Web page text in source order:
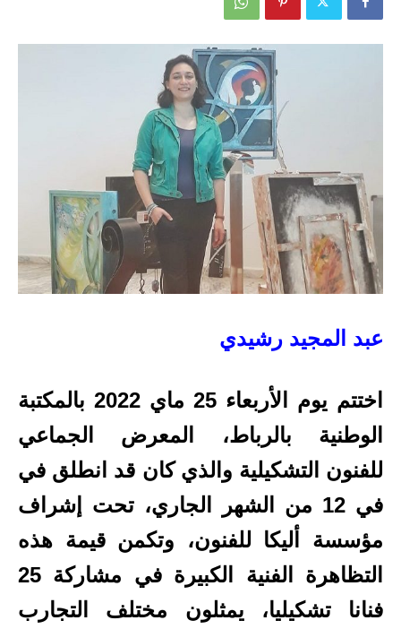
عبد المجيد رشيدي
اختتم يوم الأربعاء 25 ماي 2022 بالمكتبة
الوطنية بالرباط، المعرض الجماعي
للفنون التشكيلية والذي كان قد انطلق في
في 12 من الشهر الجاري، تحت إشراف
مؤسسة أليكا للفنون، وتكمن قيمة هذه
التظاهرة الفنية الكبيرة في مشاركة 25
فنانا تشكيليا، يمثلون مختلف التجارب